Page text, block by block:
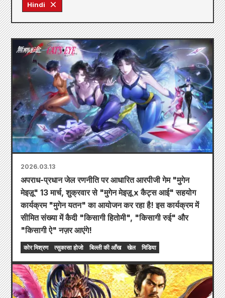
Hindi
2026.03.13
अपराध-प्रधान जेल रणनीति पर आधारित आरपीजी गेम "मुगेन
मेइज़ू" 13 मार्च, शुक्रवार से "मुगेन मेइज़ू x कैट्स आई" सहयोग
कार्यक्रम "मुगेन यतन" का आयोजन कर रहा है! इस कार्यक्रम में
सीमित संख्या में कैदी "किसागी हितोमी", "किसागी रुई" और
"किसागी ऐ" नज़र आएंगे!
कोर मिश्रण त्सुकासा होजो बिल्ली की आँख खेल मिडिया